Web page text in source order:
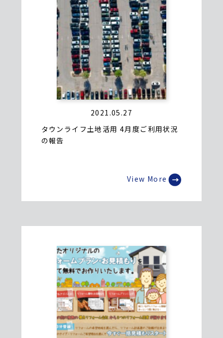
2021.05.27
タウンライフ土地活用 4月度ご利用状況
の報告
View More